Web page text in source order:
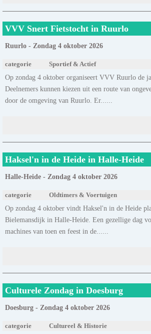
VVV Snert Fietstocht in Ruurlo
Ruurlo - Zondag 4 oktober 2026
categorie Sportief & Actief
Op zondag 4 oktober organiseert VVV Ruurlo de
Deelnemers kunnen kiezen uit een route van
door de omgeving van Ruurlo. Er......
Haksel'n in de Heide in Halle-Heide
Halle-Heide - Zondag 4 oktober 2026
categorie Oldtimers & Voertuigen
Op zondag 4 oktober vindt Haksel'n in de Heide
Bielemansdijk in Halle-Heide. Een gezellige dag
machines van toen en feest in de......
Culturele Zondag in Doesburg
Doesburg - Zondag 4 oktober 2026
categorie Cultureel & Historie